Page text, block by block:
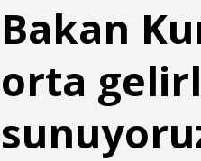
Bakan
orta